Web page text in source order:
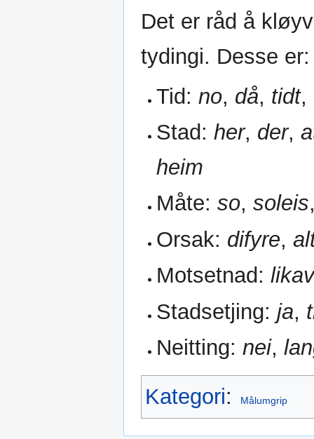
Det er råd å
tydingi. Desse er:
Tid:no, då, tidt,
Stad:her, der,
heim
Måte:so,soleis
Orsak: difyre,
Motsetnad:
Stadsetjing:ja,
Neitting:nei,
Kategori: Målumgrip